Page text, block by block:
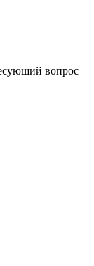
вопрос